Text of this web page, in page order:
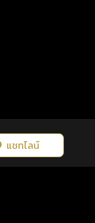
แชทไลน์
สบการณ์ที่ดี
ว คลิกดูดวงฟรี